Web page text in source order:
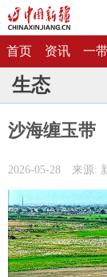
首页 资讯 一
生态
沙海缠玉带
2026-05-28 来源: